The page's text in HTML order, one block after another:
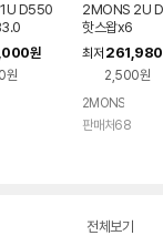
D550
원
원
2MONS 2U
핫스왑x6
최저 261,980
2,500원
2MONS
판매처68
전체보기